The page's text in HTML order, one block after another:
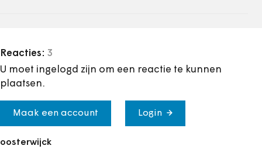
Reacties: 3
U moet ingelogd zijn om een reactie te kunnen
plaatsen.
Maak een account Login
oosterwijck